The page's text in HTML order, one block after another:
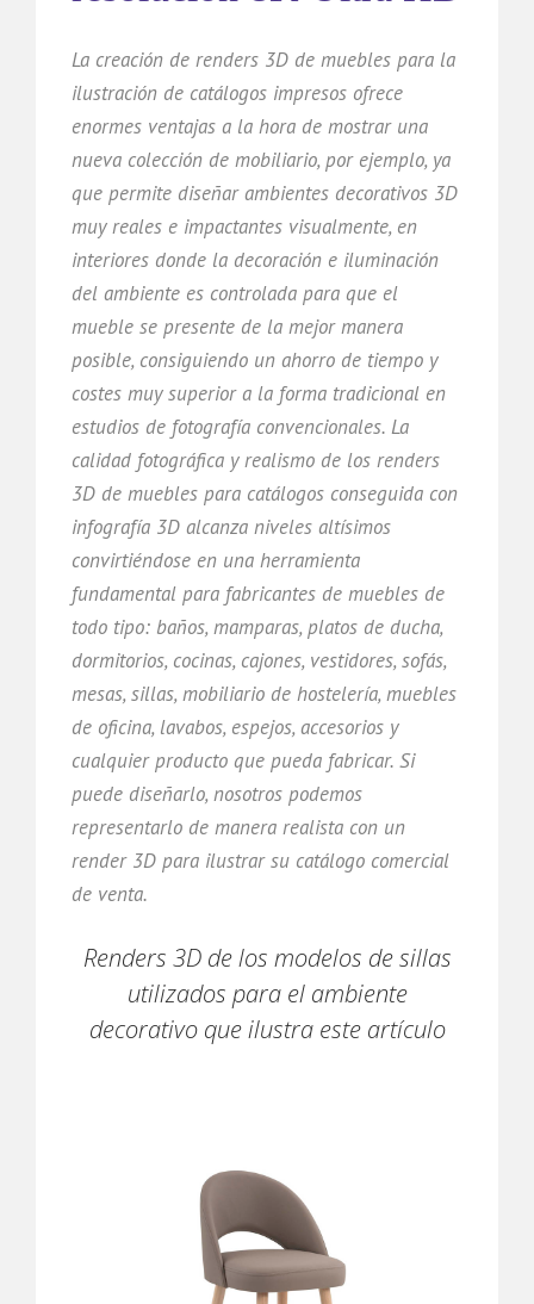
La creación de renders 3D de muebles para la
ilustración de catálogos impresos ofrece
enormes ventajas a la hora de mostrar una
nueva colección de mobiliario, por ejemplo, ya
que permite diseñar ambientes decorativos 3D
muy reales e impactantes visualmente, en
interiores donde la decoración e iluminación
del ambiente es controlada para que el
mueble se presente de la mejor manera
posible, consiguiendo un ahorro de tiempo y
costes muy superior a la forma tradicional en
estudios de fotografía convencionales. La
calidad fotográfica y realismo de los renders
3D de muebles para catálogos conseguida con
infografía 3D alcanza niveles altísimos
convirtiéndose en una herramienta
fundamental para fabricantes de muebles de
todo tipo: baños, mamparas, platos de ducha,
dormitorios, cocinas, cajones, vestidores, sofás,
mesas, sillas, mobiliario de hostelería, muebles
de oficina, lavabos, espejos, accesorios y
cualquier producto que pueda fabricar. Si
puede diseñarlo, nosotros podemos
representarlo de manera realista con un
render 3D para ilustrar su catálogo comercial
de venta.
Renders 3D de los modelos de sillas
utilizados para el ambiente
decorativo que ilustra este artículo